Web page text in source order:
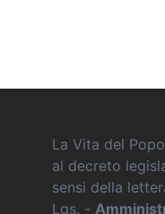
La Vita del
al decreto
sensi della
Lgs. -